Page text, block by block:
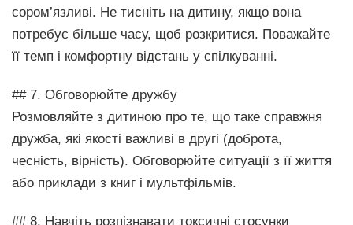
сором’язливі. Не тисніть на дитину, якщо вона
потребує більше часу, щоб розкритися. Поважайте
її темп і комфортну відстань у спілкуванні.
## 7. Обговорюйте дружбу
Розмовляйте з дитиною про те, що таке справжня
дружба, які якості важливі в другі (доброта,
чесність, вірність). Обговорюйте ситуації з її життя
або приклади з книг і мультфільмів.
## 8. Навчіть розпізнавати токсичні стосунки